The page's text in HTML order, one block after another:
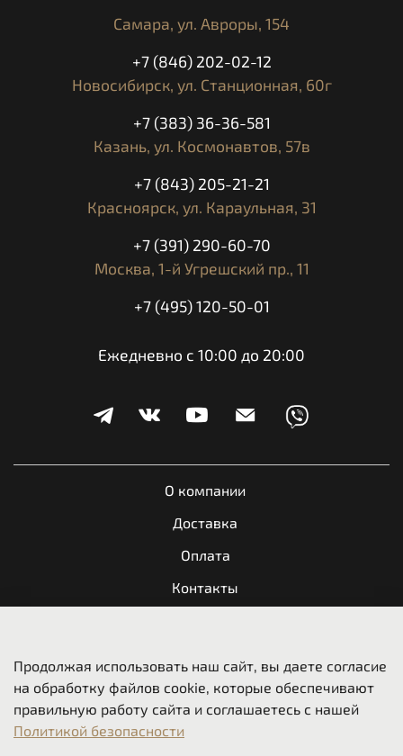
О компании
Доставка
Оплата
Контакты
Пользовательское соглашение
Оферта и политика конфиденциальности
Вакансии
Самара, ул. Авроры, 154
+7 (846) 202-02-12
Новосибирск, ул. Станционная, 60г
+7 (383) 36-36-581
Казань, ул. Космонавтов, 57в
+7 (843) 205-21-21
Красноярск, ул. Караульная, 31
+7 (391) 290-60-70
Москва, 1-й Угрешский пр., 11
+7 (495) 120-50-01
Ежедневно с 10:00 до 20:00
Продолжая использовать наш сайт, вы даете согласие
на обработку файлов cookie, которые обеспечивают
правильную работу сайта и соглашаетесь с нашей
Политикой безопасности